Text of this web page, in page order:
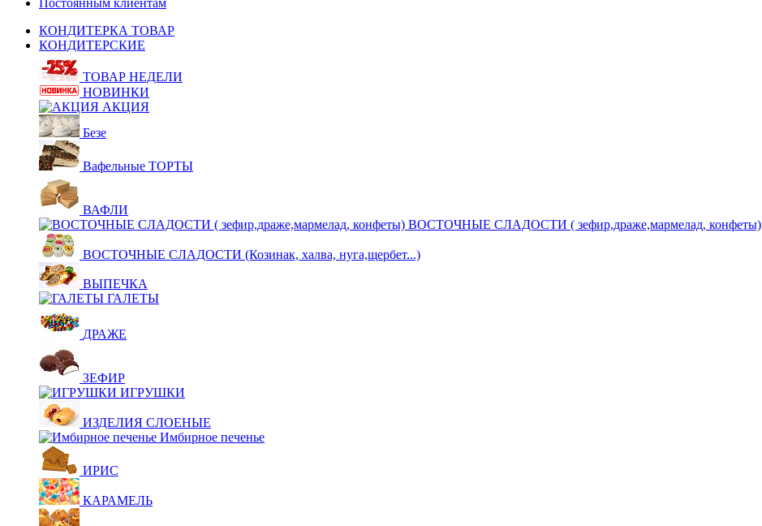
Постоянным клиентам
КОНДИТЕРКА ТОВАР
КОНДИТЕРСКИЕ
ТОВАР НЕДЕЛИ
НОВИНКИ
АКЦИЯ
Безе
Вафельные ТОРТЫ
ВАФЛИ
ВОСТОЧНЫЕ СЛАДОСТИ ( зефир,драже,мармелад, конфеты)
ВОСТОЧНЫЕ СЛАДОСТИ (Козинак, халва, нуга,щербет...)
ВЫПЕЧКА
ГАЛЕТЫ
ДРАЖЕ
ЗЕФИР
ИГРУШКИ
ИЗДЕЛИЯ СЛОЕНЫЕ
Имбирное печенье
ИРИС
КАРАМЕЛЬ